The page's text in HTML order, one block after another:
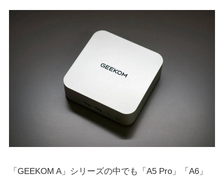
「GEEKOM A」シリーズの中でも「A5 Pro」「A6」